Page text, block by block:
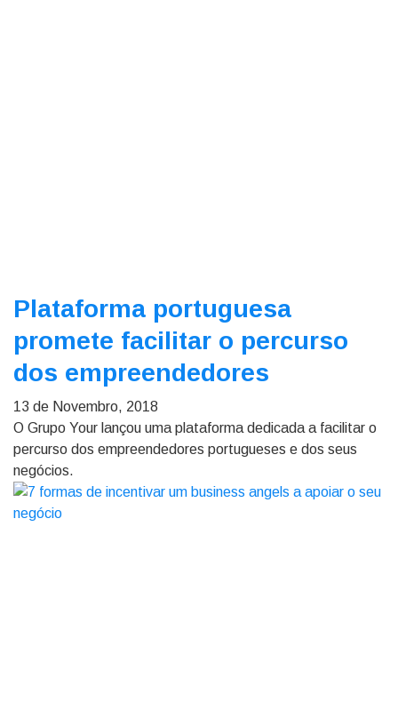
Plataforma portuguesa
promete facilitar o percurso
dos empreendedores
13 de Novembro, 2018
O Grupo Your lançou uma plataforma dedicada a facilitar o
percurso dos empreendedores portugueses e dos seus
negócios.